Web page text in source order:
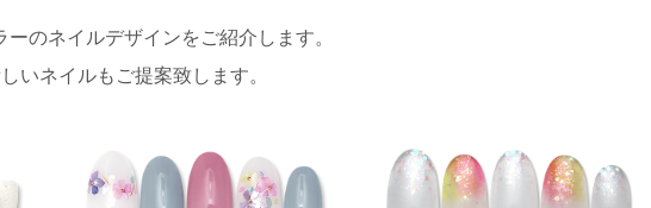
のネイルデザインをご紹介します。
いネイルもご提案致します。